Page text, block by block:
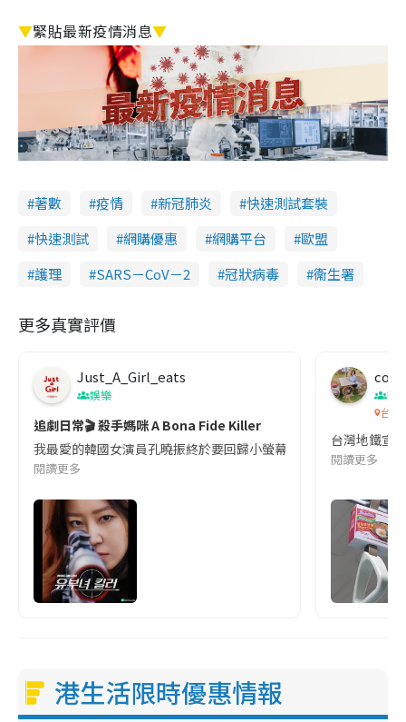
▼緊貼最新疫情消息▼
著數 疫情 新冠肺炎
快速測試套裝
快速測試
網購優惠 網購平台
歐盟
護理
SARS－CoV－2 冠狀病毒 衞生署
更多真實評價
Just_A_Girl_eats
娛樂
追劇日常🎬 殺手媽咪 A Bona Fide Killer
我最愛的韓國女演員孔曉振終於要回歸小螢幕啦!這次的劇本改編
閱讀更多
co
吹
台灣
台灣地鐵宣
閱讀更多
港生活限時優惠情報